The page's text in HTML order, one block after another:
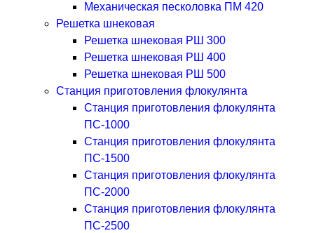
Механическая песколовка ПM 420
Решетка шнековая
Решетка шнековая РШ 300
Решетка шнековая РШ 400
Решетка шнековая РШ 500
Станция приготовления флокулянта
Станция приготовления флокулянта
ПС-1000
Станция приготовления флокулянта
ПС-1500
Станция приготовления флокулянта
ПС-2000
Станция приготовления флокулянта
ПС-2500